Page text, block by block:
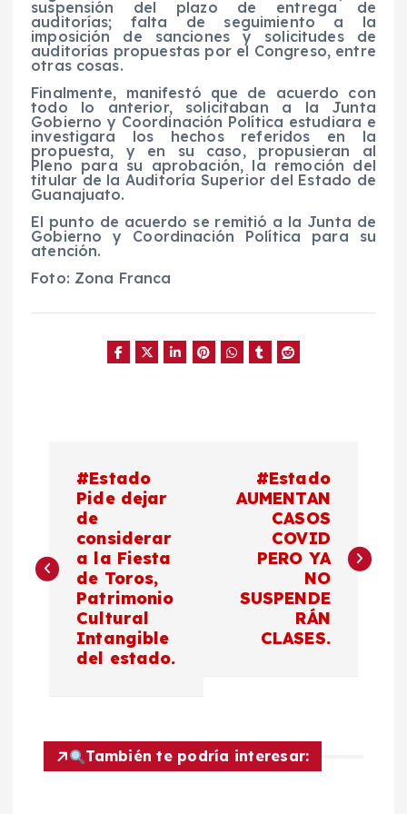
suspensión del plazo de entrega de
auditorías; falta de seguimiento a la
imposición de sanciones y solicitudes de
auditorías propuestas por el Congreso, entre
otras cosas.
Finalmente, manifestó que de acuerdo con
todo lo anterior, solicitaban a la Junta
Gobierno y Coordinación Política estudiara e
investigara los hechos referidos en la
propuesta, y en su caso, propusieran al
Pleno para su aprobación, la remoción del
titular de la Auditoría Superior del Estado de
Guanajuato.
El punto de acuerdo se remitió a la Junta de
Gobierno y Coordinación Política para su
atención.
Foto: Zona Franca
v
e
c
#Estado
Pide dejar
de
considerar
a la Fiesta
de Toros,
Patrimonio
Cultural
Intangible
del estado.
#Estado
AUMENTAN
CASOS
COVID
PERO YA
NO
SUSPENDE
RÁN
CLASES.
También te podría interesar: